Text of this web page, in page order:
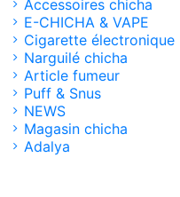
Accessoires chicha
E-CHICHA & VAPE
Cigarette électronique
Narguilé chicha
Article fumeur
Puff & Snus
NEWS
Magasin chicha
Adalya